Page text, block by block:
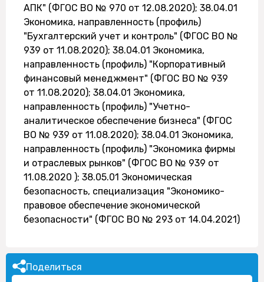
АПК" (ФГОС ВО № 970 от 12.08.2020); 38.04.01
Экономика, направленность (профиль)
"Бухгалтерский учет и контроль" (ФГОС ВО №
939 от 11.08.2020); 38.04.01 Экономика,
направленность (профиль) "Корпоративный
финансовый менеджмент" (ФГОС ВО № 939
от 11.08.2020); 38.04.01 Экономика,
направленность (профиль) "Учетно-
аналитическое обеспечение бизнеса" (ФГОС
ВО № 939 от 11.08.2020); 38.04.01 Экономика,
направленность (профиль) "Экономика фирмы
и отраслевых рынков" (ФГОС ВО № 939 от
11.08.2020 ); 38.05.01 Экономическая
безопасность, специализация "Экономико-
правовое обеспечение экономической
безопасности" (ФГОС ВО № 293 от 14.04.2021)
Поделиться